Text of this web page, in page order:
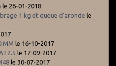
le 26-01-2018
1 kg et queue d'aronde le
MM le 16-10-2017
le 17-09-2017
le 30-07-2017